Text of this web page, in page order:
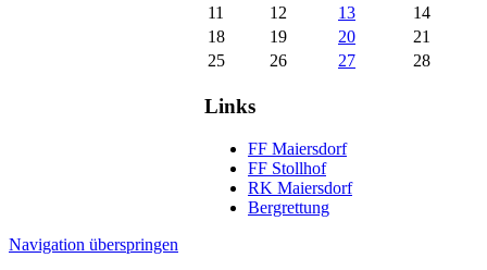
11
12 13
14
18
19 20
21
25
26 27 28
Links
FF Maiersdorf
FF Stollhof
RK Maiersdorf
Bergrettung
Navigation überspringen